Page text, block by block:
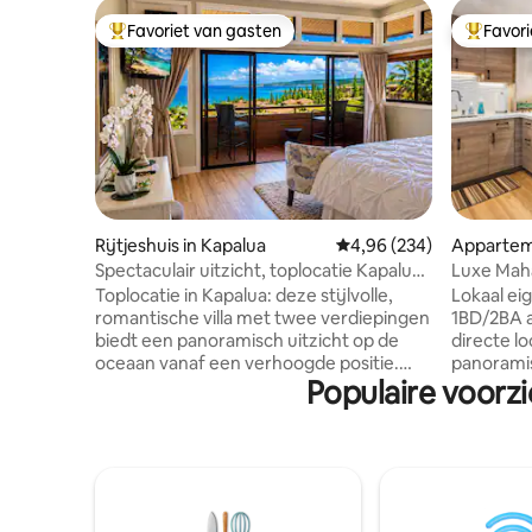
Topfavoriet van gasten
Favoriet van gasten
Rijtjeshuis in Kapalua Gemiddelde
4,96 (234)
Spectaculair uitzicht, toplocatie Kapalua,
Maui.
Toplocatie in Kapalua: deze stijlvolle,
romantische villa met twee verdiepingen
biedt een panoramisch uitzicht op de
oceaan vanaf een verhoogde positie.
Word wakker in een luxueus
California King-bed met een prachtig
patio en geniet van het
Luxe
- gratis
Lokaal
1BD/
directe
wakker
Populaire